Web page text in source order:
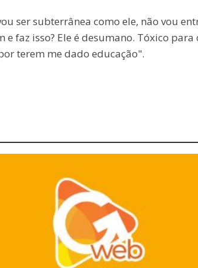
ser subterrânea como ele, não vou
faz isso? Ele é desumano. Tóxico
terem me dado educação".